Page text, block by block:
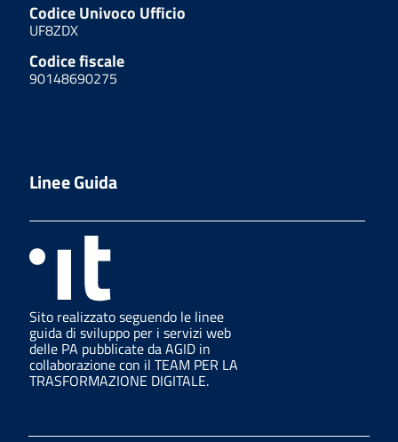
Codice Univoco Ufficio
UF8ZDX
Codice fiscale
90148690275
Linee Guida
Sito realizzato seguendo le linee
guida di sviluppo per i servizi web
delle PA pubblicate da AGID in
collaborazione con il TEAM PER LA
TRASFORMAZIONE DIGITALE.